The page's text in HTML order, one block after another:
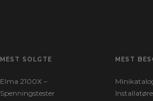
MEST SOLGTE
Elma 2100X –
Spenningstester
MEST